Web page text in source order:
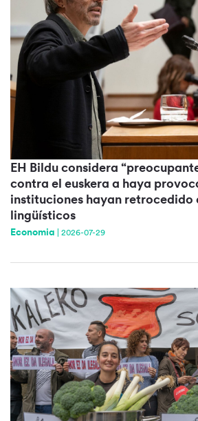
EH Bildu considera
contra el euskera a haya
instituciones hayan retrocedido
lingüísticos
Economia 2026-07-29